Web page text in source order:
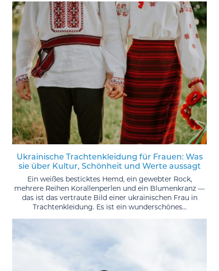
Ukrainische Trachtenkleidung für Frauen: Was
sie über Kultur, Schönheit und Werte aussagt
Ein weißes besticktes Hemd, ein gewebter Rock,
mehrere Reihen Korallenperlen und ein Blumenkranz —
das ist das vertraute Bild einer ukrainischen Frau in
Trachtenkleidung. Es ist ein wunderschönes...